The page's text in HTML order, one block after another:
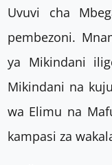
Uvuvi cha
pembezoni.
ya Mikindani
Mikindani na
wa Elimu na
kampasi za